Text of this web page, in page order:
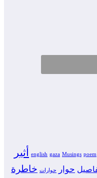
english gaza Musings poem أثير
حوار حوارات خاطرة